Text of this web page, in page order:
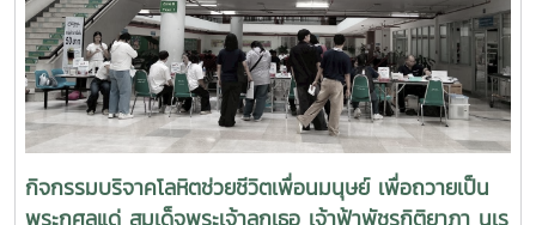
เบื้องต้น: ด้วยเครื่องมือมาตรฐาน เช่น DASS-21, PHQ-9 และ
ST-5 ทักษะการให้คำปรึกษาเบื้องต้น: อาทิ การฟังอย่างตั้งรับ
(Active Listening), ความเข้าใจใส่ใจ (Empathy) และการ
ปฐมพยาบาลทางจิตใจ (Psychological First Aid: PFA)
นอกจากนี้ ยังมีการเรียนรู้ระบบการดูแลและการส่งต่อกรณี
ฉุกเฉิน การทำงานร่วมกับผู้เชี่ยวชาญทางการแพทย์ ตลอดจน
การติดตามดูแลนิสิตอย่างต่อเนื่องสำหรับวันที่สองของการอบรม
กิจกรรมบริจาคโลหิตช่วยชีวิตเพื่อนมนุษย์ เพื่อถวายเป็น